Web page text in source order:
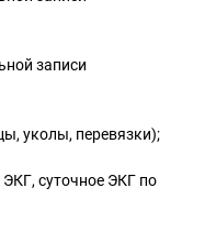
записи
уколы, перевязки);
суточное ЭКГ по